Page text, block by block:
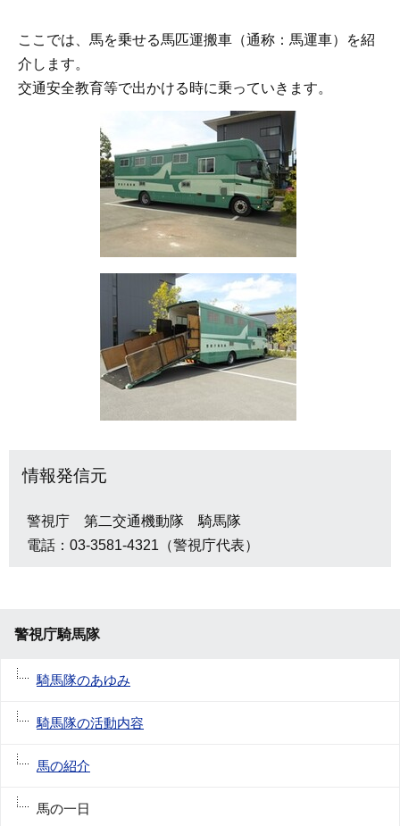
ここでは、馬を乗せる馬匹運搬車（通称：馬運車）を紹
介します。
交通安全教育等で出かける時に乗っていきます。
情報発信元
警視庁 第二交通機動隊 騎馬隊
電話：03-3581-4321（警視庁代表）
警視庁騎馬隊
騎馬隊のあゆみ
騎馬隊の活動内容
馬の紹介
馬の一日